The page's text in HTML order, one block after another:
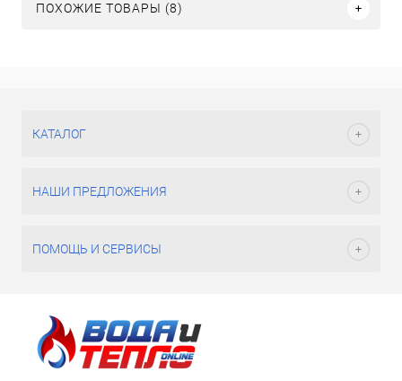
ПОХОЖИЕ ТОВАРЫ (8)
КАТАЛОГ
НАШИ ПРЕДЛОЖЕНИЯ
ПОМОЩЬ И СЕРВИСЫ